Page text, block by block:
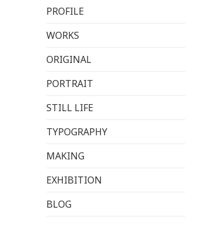
PROFILE
WORKS
ORIGINAL
PORTRAIT
STILL LIFE
TYPOGRAPHY
MAKING
EXHIBITION
BLOG